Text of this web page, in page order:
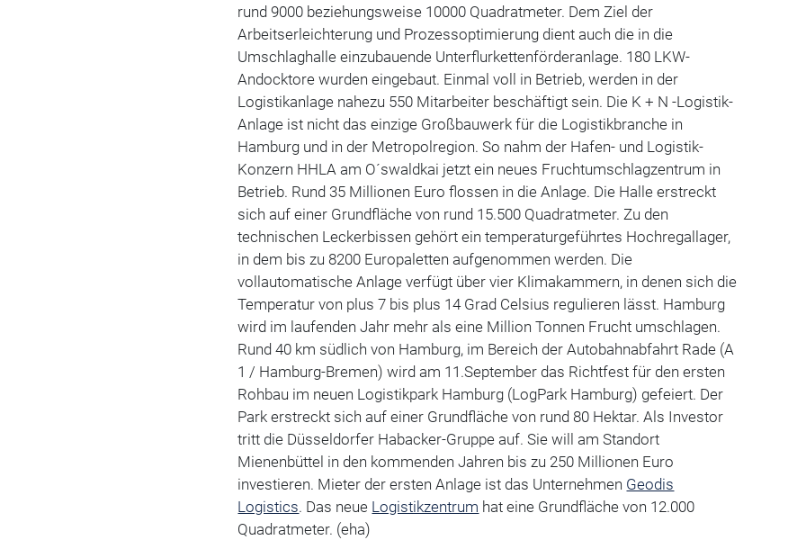
rund 9000 beziehungsweise 10000 Quadratmeter. Dem Ziel der
Arbeitserleichterung und Prozessoptimierung dient auch die in die
Umschlaghalle einzubauende Unterflurkettenförderanlage. 180 LKW-
Andocktore wurden eingebaut. Einmal voll in Betrieb, werden in der
Logistikanlage nahezu 550 Mitarbeiter beschäftigt sein. Die K + N -Logistik-
Anlage ist nicht das einzige Großbauwerk für die Logistikbranche in
Hamburg und in der Metropolregion. So nahm der Hafen- und Logistik-
Konzern HHLA am O´swaldkai jetzt ein neues Fruchtumschlagzentrum in
Betrieb. Rund 35 Millionen Euro flossen in die Anlage. Die Halle erstreckt
sich auf einer Grundfläche von rund 15.500 Quadratmeter. Zu den
technischen Leckerbissen gehört ein temperaturgeführtes Hochregallager,
in dem bis zu 8200 Europaletten aufgenommen werden. Die
vollautomatische Anlage verfügt über vier Klimakammern, in denen sich die
Temperatur von plus 7 bis plus 14 Grad Celsius regulieren lässt. Hamburg
wird im laufenden Jahr mehr als eine Million Tonnen Frucht umschlagen.
Rund 40 km südlich von Hamburg, im Bereich der Autobahnabfahrt Rade (A
1 / Hamburg-Bremen) wird am 11.September das Richtfest für den ersten
Rohbau im neuen Logistikpark Hamburg (LogPark Hamburg) gefeiert. Der
Park erstreckt sich auf einer Grundfläche von rund 80 Hektar. Als Investor
tritt die Düsseldorfer Habacker-Gruppe auf. Sie will am Standort
Mienenbüttel in den kommenden Jahren bis zu 250 Millionen Euro
investieren. Mieter der ersten Anlage ist das Unternehmen Geodis
Logistics. Das neue Logistikzentrum hat eine Grundfläche von 12.000
Quadratmeter. (eha)